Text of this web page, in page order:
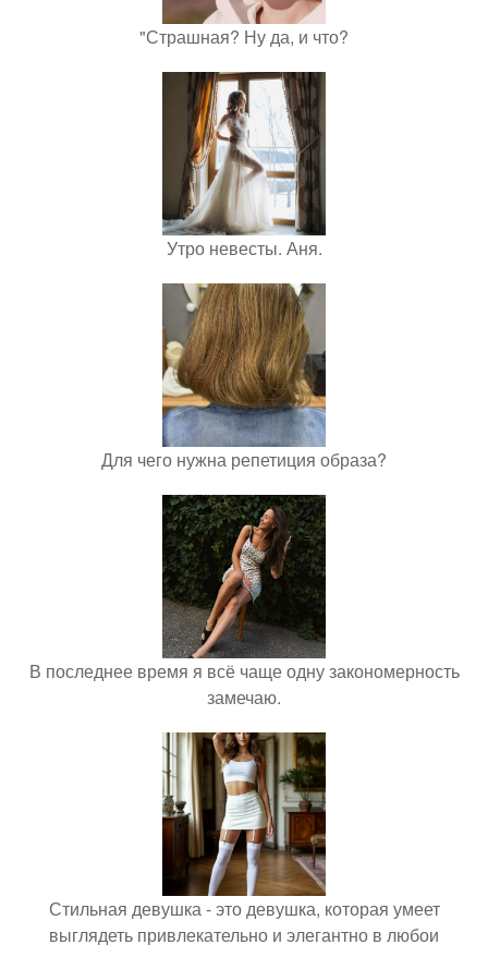
"Страшная? Ну да, и что?
Утро невесты. Аня.
Для чего нужна репетиция образа?
В последнее время я всё чаще одну закономерность
замечаю.
Стильная девушка - это девушка, которая умеет
выглядеть привлекательно и элегантно в любои